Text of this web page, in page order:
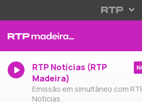
RTP Notícias (RTP
Madeira)
Emissão em simultâneo com
Notícias